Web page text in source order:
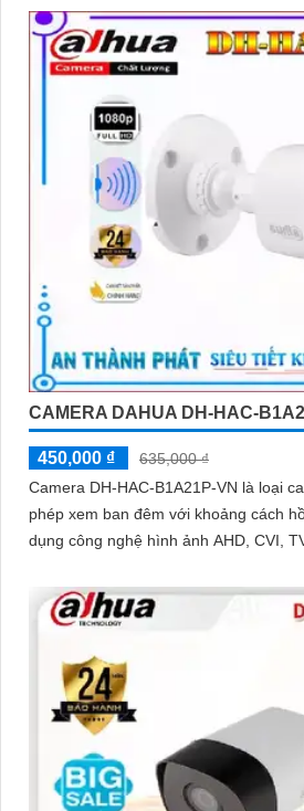
CAMERA DAHUA DH-HAC-
450,000 ₫
635,000 ₫
Camera DH-HAC-B1A21P-VN là loại
phép xem ban đêm với khoảng cách hồng
dụng công nghệ hình ảnh AHD, CVI,